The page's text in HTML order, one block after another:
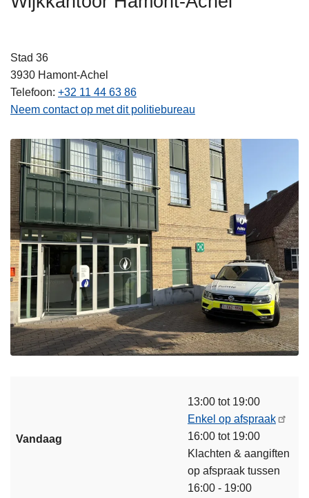
Stad 36
3930 Hamont-Achel
Telefoon +32 11 44 63 86
Neem contact op met dit politiebureau
Vandaag
13:00 tot 19:00
Enkel op afspraak
16:00 tot 19:00
Klachten & aangiften
op afspraak tussen
16:00 - 19:00